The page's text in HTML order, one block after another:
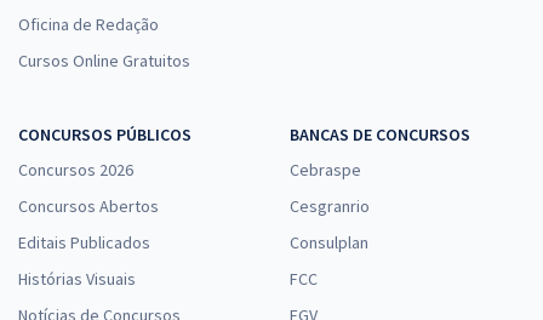
Oficina de Redação
Cursos Online Gratuitos
CONCURSOS PÚBLICOS
Concursos 2026
Concursos Abertos
Editais Publicados
Histórias Visuais
Notícias de Concursos
BANCAS DE CONCURSOS
Cebraspe
Cesgranrio
Consulplan
FCC
FGV